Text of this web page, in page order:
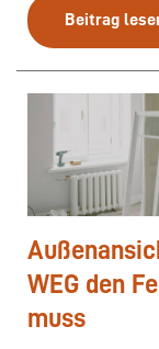
Beitrag
WEG den
muss